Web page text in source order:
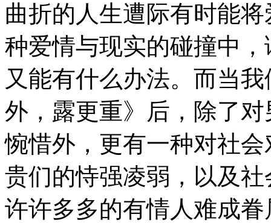
曲折的人生遭际有时能
种爱情与现实的碰撞中
又能有什么办法。而当
外，露更重》后，除了
惋惜外，更有一种对社
贵们的恃强凌弱，以及
许许多多的有情人难成眷